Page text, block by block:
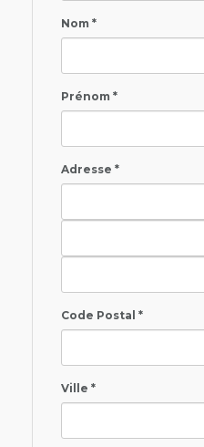
Nom *
Prénom *
Adresse *
Code Postal *
Ville *